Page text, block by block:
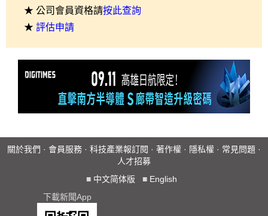
★ 公司會員資格請按此查詢
★ 評估申請
關於我們 · 會員服務 · 科技產業報訂閱 · 著作權 · 隱私權 · 常見問題 ·
人才招募
■ 中文简体版 ■ English
下載新聞App